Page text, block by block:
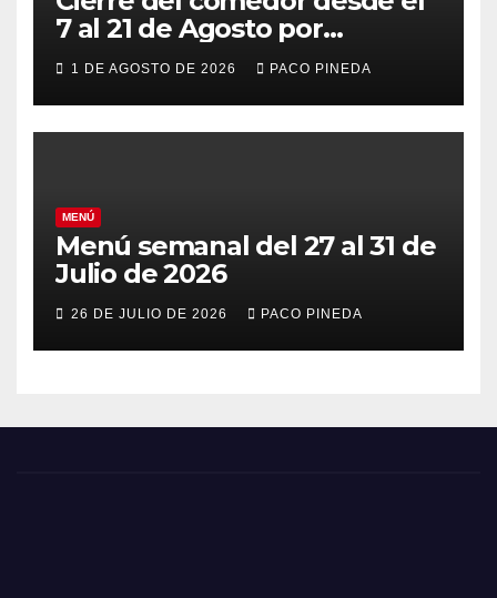
7 al 21 de Agosto por
vacaciones
1 DE AGOSTO DE 2026 PACO PINEDA
MENÚ
Menú semanal del 27 al 31 de
Julio de 2026
26 DE JULIO DE 2026 PACO PINEDA